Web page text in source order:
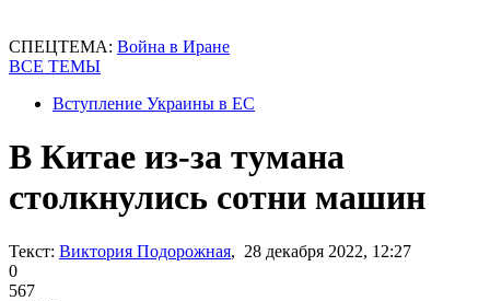
СПЕЦТЕМА: Война в Иране
ВСЕ ТЕМЫ
Вступление Украины в ЕС
В Китае из-за тумана
столкнулись сотни машин
Текст: Виктория Подорожная, 28 декабря 2022, 12:27
0
567